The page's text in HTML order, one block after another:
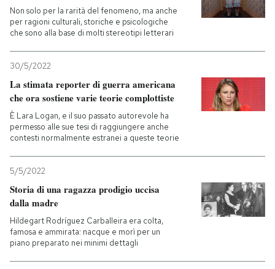
Non solo per la rarità del fenomeno, ma anche
per ragioni culturali, storiche e psicologiche
che sono alla base di molti stereotipi letterari
30/5/2022
La stimata reporter di guerra americana
che ora sostiene varie teorie complottiste
È Lara Logan, e il suo passato autorevole ha
permesso alle sue tesi di raggiungere anche
contesti normalmente estranei a queste teorie
5/5/2022
Storia di una ragazza prodigio uccisa
dalla madre
Hildegart Rodríguez Carballeira era colta,
famosa e ammirata: nacque e morì per un
piano preparato nei minimi dettagli